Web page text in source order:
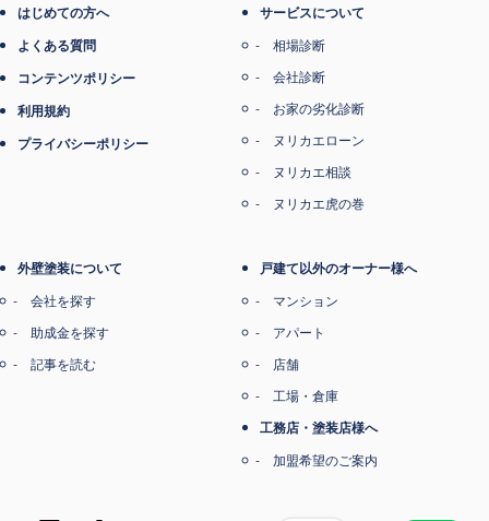
はじめての方へ
よくある質問
コンテンツポリシー
利用規約
プライバシーポリシー
サービスについて
相場診断
会社診断
お家の劣化診断
ヌリカエローン
ヌリカエ相談
ヌリカエ虎の巻
外壁塗装について
会社を探す
助成金を探す
記事を読む
戸建て以外のオーナー様へ
マンション
アパート
店舗
工場・倉庫
工務店・塗装店様へ
加盟希望のご案内